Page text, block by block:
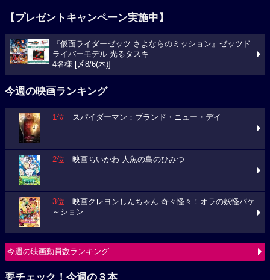
【プレゼントキャンペーン実施中】
『仮面ライダーゼッツ さよならのミッション』ゼッツド
ライバーモデル 光るタスキ
4名様 [〆8/6(木)]
今週の映画ランキング
1位 スパイダーマン：ブランド・ニュー・デイ
2位 映画ちいかわ 人魚の島のひみつ
3位 映画クレヨンしんちゃん 奇々怪々！オラの妖怪バケ
～ション
今週の映画動員数ランキング
要チェック！今週の３本